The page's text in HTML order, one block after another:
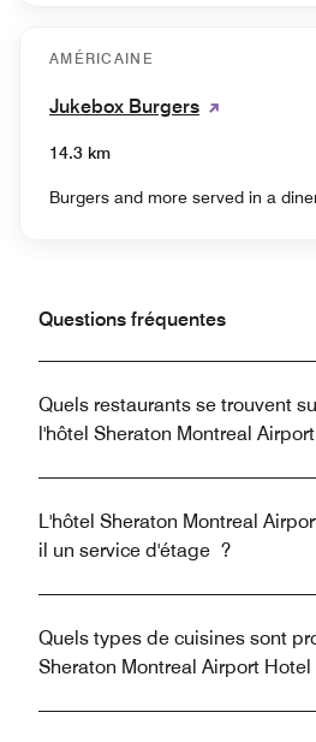
AMÉRICAINE
Jukebox Burgers
14.3 km
Burgers and more served in a
Questions fréquentes
Quels restaurants se trouvent
l'hôtel Sheraton Montreal
L'hôtel Sheraton Montreal
il un service d'étage ?
Quels types de cuisines sont
Sheraton Montreal Airport